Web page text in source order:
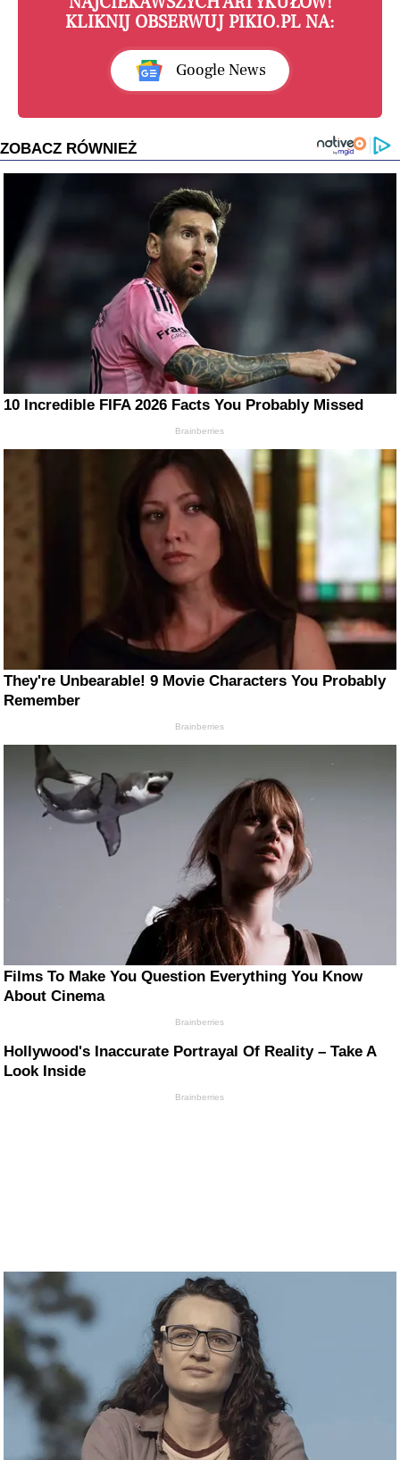
KLIKNIJ OBSERWUJ PIKIO.PL NA:
Google News
ZOBACZ RÓWNIEŻ
10 Incredible FIFA 2026 Facts You Probably Missed
Brainberries
They're Unbearable! 9 Movie Characters You Probably
Remember
Brainberries
Films To Make You Question Everything You Know
About Cinema
Brainberries
Hollywood's Inaccurate Portrayal Of Reality – Take A
Look Inside
Brainberries